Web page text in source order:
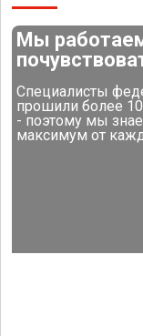
Мы
Специалисты
прошили более
- поэтому мы
максимум от